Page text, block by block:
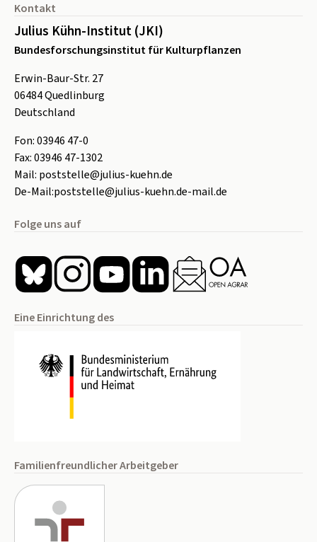
Kontakt
Julius Kühn-Institut (JKI)
Bundesforschungsinstitut für Kulturpflanzen
Erwin-Baur-Str. 27
06484Quedlinburg
Deutschland
Fon:03946 47-0
Fax:03946 47-1302
Mail: poststelle@julius-kuehn.de
De-Mail:poststelle@julius-kuehn.de-mail.de
Folge uns auf
Eine Einrichtung des
Familienfreundlicher Arbeitgeber